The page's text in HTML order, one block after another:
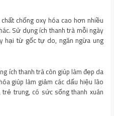
chống oxy hóa cao hơn nhiều
Sử dụng ích thanh trà mỗi ngày
hại từ gốc tự do, ngăn ngừa ung
ích thanh trà còn giúp làm đẹp da
giúp làm giảm các dấu hiệu lão
trung, có sức sống thanh xuân